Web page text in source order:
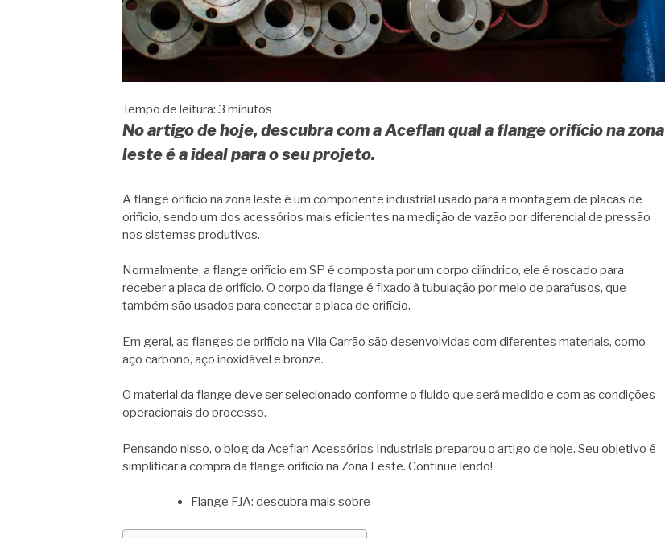
Tempo de leitura: 3 minutos
No artigo de hoje, descubra com a Aceflan qual a flange orifício na zona
leste é a ideal para o seu projeto.
A flange orifício na zona leste é um componente industrial usado para a montagem de placas de
orifício, sendo um dos acessórios mais eficientes na medição de vazão por diferencial de pressão
nos sistemas produtivos.
Normalmente, a flange orifício em SP é composta por um corpo cilíndrico, ele é roscado para
receber a placa de orifício. O corpo da flange é fixado à tubulação por meio de parafusos, que
também são usados para conectar a placa de orifício.
Em geral, as flanges de orifício na Vila Carrão são desenvolvidas com diferentes materiais, como
aço carbono, aço inoxidável e bronze.
O material da flange deve ser selecionado conforme o fluido que será medido e com as condições
operacionais do processo.
Pensando nisso, o blog da Aceflan Acessórios Industriais preparou o artigo de hoje. Seu objetivo é
simplificar a compra da flange orifício na Zona Leste. Continue lendo!
Flange FJA: descubra mais sobre